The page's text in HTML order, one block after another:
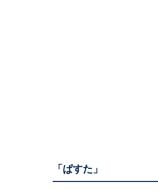
「ぱすた」